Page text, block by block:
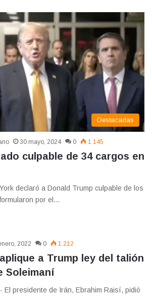
Destacadas
30 mayo, 2024 0 1.145
culpable de 34 cargos en
declaró a Donald Trump culpable de los
por el…
2022 0 1.212
a Trump ley del talión
Soleimaní
El presidente de Irán, Ebrahim Raisí, pidió